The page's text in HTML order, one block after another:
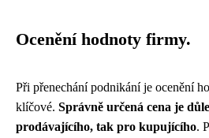
Ocenění hodnoty firmy.
Při přenechání podnikání je ocenění
klíčové. Správně určená cena je
prodávajícího, tak pro kupujícího.